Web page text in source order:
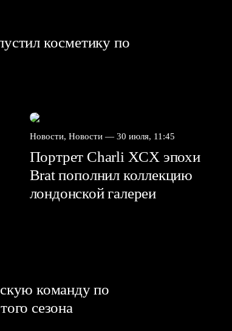
косметику по
Новости, Новости — 30 июля, 11:45
Портрет Charli XCX эпохи
Brat пополнил коллекцию
лондонской галереи
команду по
сезона